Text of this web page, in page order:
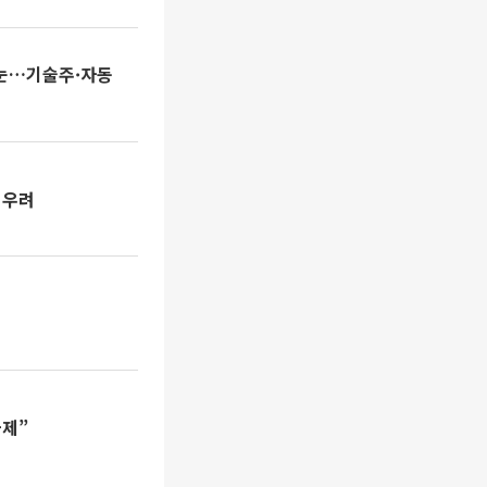
…기술주·자동
려
”